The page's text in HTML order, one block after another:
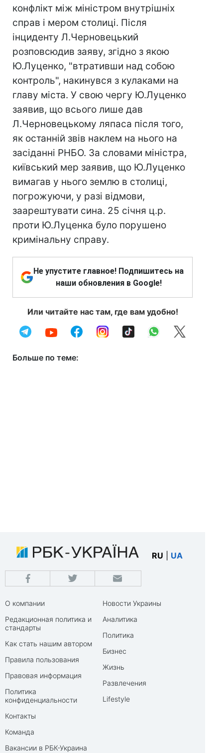
конфлікт між міністром внутрішніх
справ і мером столиці. Після
інциденту Л.Черновецький
розповсюдив заяву, згідно з якою
Ю.Луценко, "втративши над собою
контроль", накинувся з кулаками на
главу міста. У свою чергу Ю.Луценко
заявив, що всього лише дав
Л.Черновецькому ляпаса після того,
як останній звів наклем на нього на
засіданні РНБО. За словами міністра,
київський мер заявив, що Ю.Луценко
вимагав у нього землю в столиці,
погрожуючи, у разі відмови,
заарештувати сина. 25 січня ц.р.
проти Ю.Луценка було порушено
кримінальну справу.
Не упустите главное! Подпишитесь на
наши обновления в Google!
Или читайте нас там, где вам удобно!
Больше по теме:
RU UA
О компании
Редакционная политика и
стандарты
Как стать нашим автором
Правила пользования
Правовая информация
Политика
конфиденциальности
Контакты
Команда
Вакансии в РБК-Украина
Новости Украины
Аналитика
Политика
Бизнес
Жизнь
Развлечения
Lifestyle